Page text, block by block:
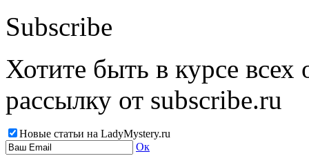
Subscribe
Хотите быть в курсе
рассылку от subscribe.ru
Новые статьи на LadyMystery.ru
Ок